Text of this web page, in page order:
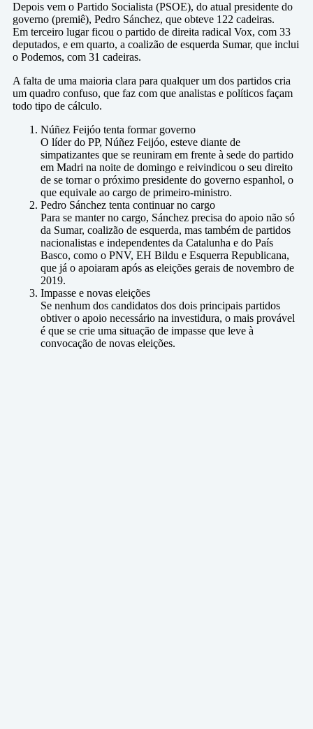
Depois vem o Partido Socialista (PSOE), do atual presidente do
governo (premiê), Pedro Sánchez, que obteve 122 cadeiras.
Em terceiro lugar ficou o partido de direita radical Vox, com 33
deputados, e em quarto, a coalizão de esquerda Sumar, que inclui
o Podemos, com 31 cadeiras.
A falta de uma maioria clara para qualquer um dos partidos cria
um quadro confuso, que faz com que analistas e políticos façam
todo tipo de cálculo.
Núñez Feijóo tenta formar governo
O líder do PP, Núñez Feijóo, esteve diante de
simpatizantes que se reuniram em frente à sede do partido
em Madri na noite de domingo e reivindicou o seu direito
de se tornar o próximo presidente do governo espanhol, o
que equivale ao cargo de primeiro-ministro.
Pedro Sánchez tenta continuar no cargo
Para se manter no cargo, Sánchez precisa do apoio não só
da Sumar, coalizão de esquerda, mas também de partidos
nacionalistas e independentes da Catalunha e do País
Basco, como o PNV, EH Bildu e Esquerra Republicana,
que já o apoiaram após as eleições gerais de novembro de
2019.
Impasse e novas eleições
Se nenhum dos candidatos dos dois principais partidos
obtiver o apoio necessário na investidura, o mais provável
é que se crie uma situação de impasse que leve à
convocação de novas eleições.